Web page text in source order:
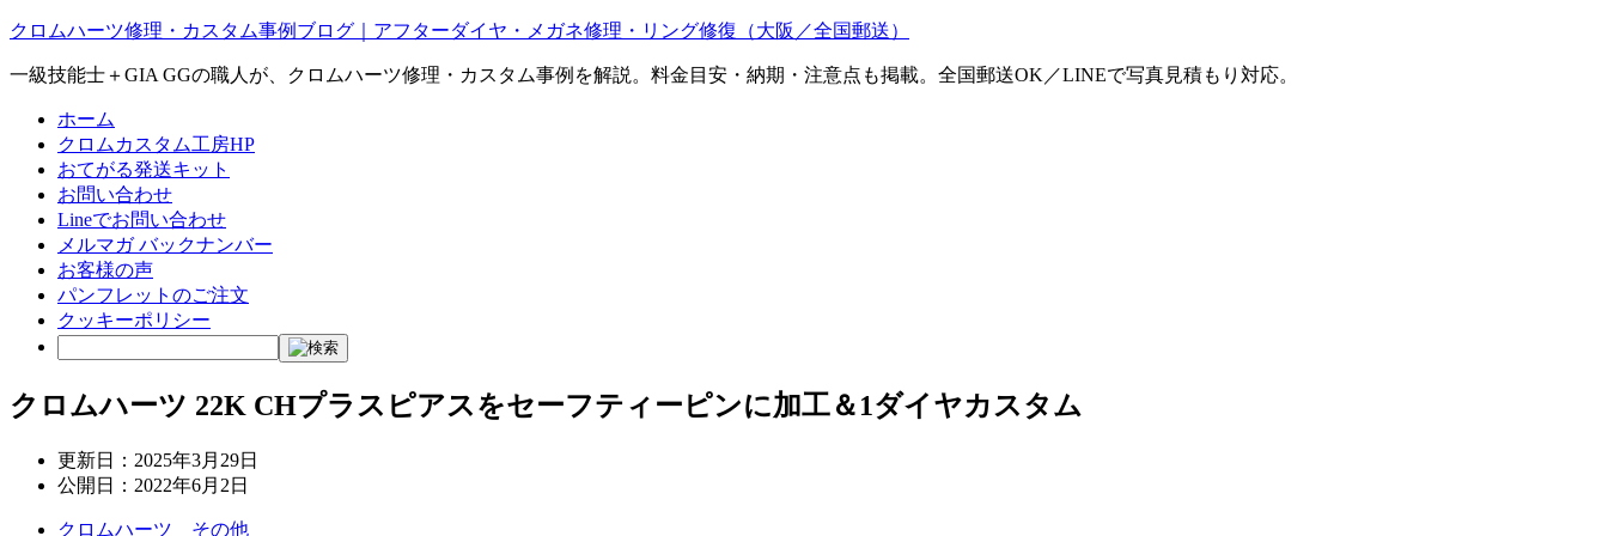
クロムハーツ修理・カスタム事例ブログ｜アフターダイヤ・メガネ修理・リング修復（大阪／全国郵送）
一級技能士＋GIA GGの職人が、クロムハーツ修理・カスタム事例を解説。料金目安・納期・注意点も掲載。全国郵送OK／LINEで写真見積もり対応。
ホーム
クロムカスタム工房HP
おてがる発送キット
お問い合わせ
Lineでお問い合わせ
メルマガ バックナンバー
お客様の声
パンフレットのご注文
クッキーポリシー
クロムハーツ 22K CHプラスピアスをセーフティーピンに加工＆1ダイヤカスタム
更新日： 2025年3月29日
公開日： 2022年6月2日
クロムハーツ その他